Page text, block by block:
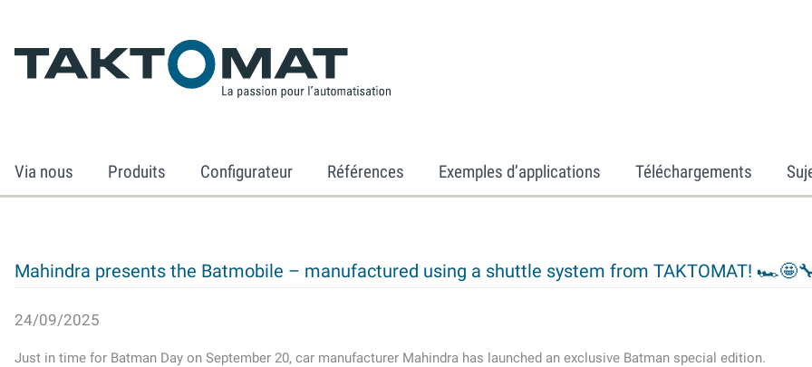
Via nous Produits Configurateur Références Exemples d’applications Téléchargements
Mahindra presents the Batmobile – manufactured using a shuttle system from TAKTOMAT!
24/09/2025
Just in time for Batman Day on September 20, car manufacturer Mahindra has launched an exclusive Batman special edition.